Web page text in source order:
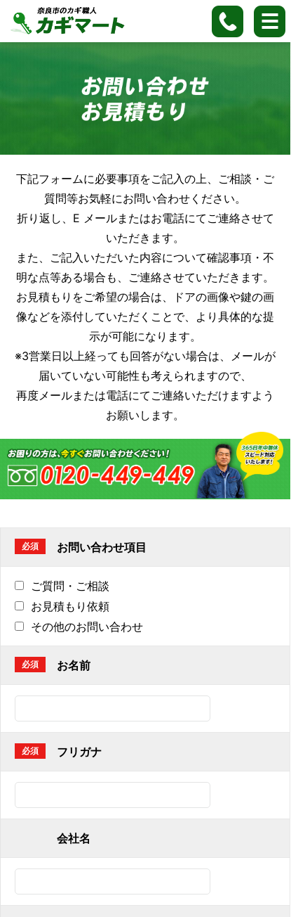
下記フォームに必要事項をご記入の上、ご相談・ご
質問等お気軽にお問い合わせください。
折り返し、E メールまたはお電話にてご連絡させて
いただきます。
また、ご記入いただいた内容について確認事項・不
明な点等ある場合も、ご連絡させていただきます。
お見積もりをご希望の場合は、ドアの画像や鍵の画
像などを添付していただくことで、より具体的な提
示が可能になります。
※3営業日以上経っても回答がない場合は、メールが
届いていない可能性も考えられますので、
再度メールまたは電話にてご連絡いただけますよう
お願いします。
必須 お問い合わせ項目
ご質問・ご相談
お見積もり依頼
その他のお問い合わせ
必須 お名前
必須 フリガナ
会社名